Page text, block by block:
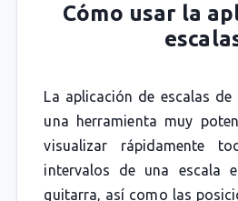
Cómo usar la
La aplicación de escalas de
una herramienta muy
visualizar rápidamente
intervalos de una escala
guitarra, así como las